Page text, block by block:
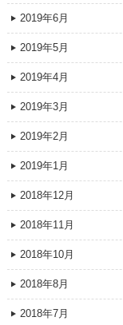
2019年6月
2019年5月
2019年4月
2019年3月
2019年2月
2019年1月
2018年12月
2018年11月
2018年10月
2018年8月
2018年7月